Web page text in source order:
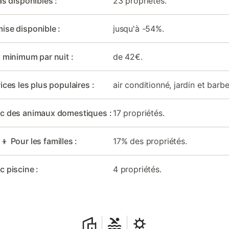
disponible : jusqu'à -54%.
minimum par nuit : de 42€.
les plus populaires : air conditionné, jardin et
des animaux domestiques : 17 propriétés.
Pour les familles : 17% des propriétés.
piscine : 4 propriétés.